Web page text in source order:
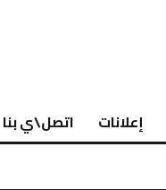
إعلانات اتصل\ي بنا